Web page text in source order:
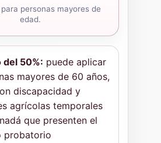
personas mayores de
edad.
del 50%: puede aplicar
mayores de 60 años,
discapacidad y
agrícolas temporales
que presenten el
probatorio